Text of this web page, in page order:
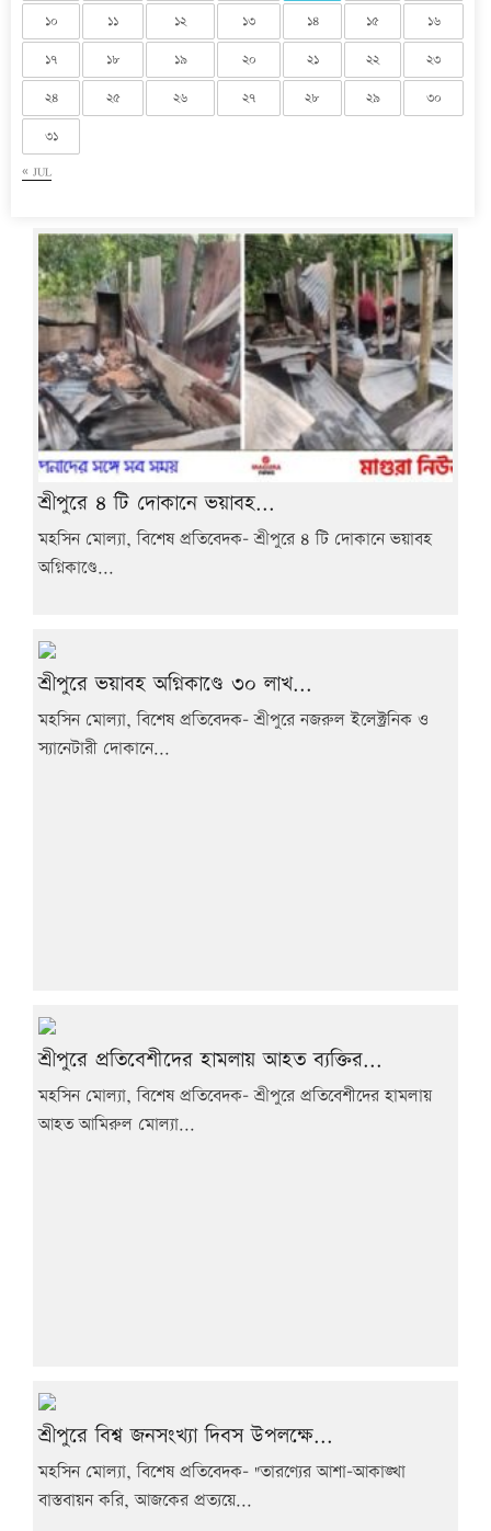
« JUL
১০ ১১ ১২ ১৩ ১৪ ১৫ ১৬
১৭ ১৮ ১৯ ২০ ২১ ২২ ২৩
২৪ ২৫ ২৬ ২৭ ২৮ ২৯ ৩০
৩১
শ্রীপুরে ৪ টি দোকানে ভয়াবহ...
মহসিন মোল্যা, বিশেষ প্রতিবেদক- শ্রীপুরে ৪ টি দোকানে ভয়াবহ
অগ্নিকাণ্ডে...
শ্রীপুরে ভয়াবহ অগ্নিকাণ্ডে ৩০ লাখ...
মহসিন মোল্যা, বিশেষ প্রতিবেদক- শ্রীপুরে নজরুল ইলেক্ট্রনিক ও
স্যানেটারী দোকানে...
শ্রীপুরে প্রতিবেশীদের হামলায় আহত ব্যক্তির...
মহসিন মোল্যা, বিশেষ প্রতিবেদক- শ্রীপুরে প্রতিবেশীদের হামলায়
আহত আমিরুল মোল্যা...
শ্রীপুরে বিশ্ব জনসংখ্যা দিবস উপলক্ষে...
মহসিন মোল্যা, বিশেষ প্রতিবেদক- "তারণ্যের আশা-আকাঙ্খা
বাস্তবায়ন করি, আজকের প্রত্যয়ে...